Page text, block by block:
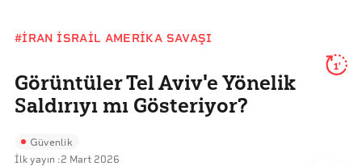
#İRAN İSRAIL AMERIKA SAVAŞI
Görüntüler Tel Aviv'e Yönelik
Saldırıyı mı Gösteriyor?
1'
Güvenlik
İlk yayın :2 Mart 2026